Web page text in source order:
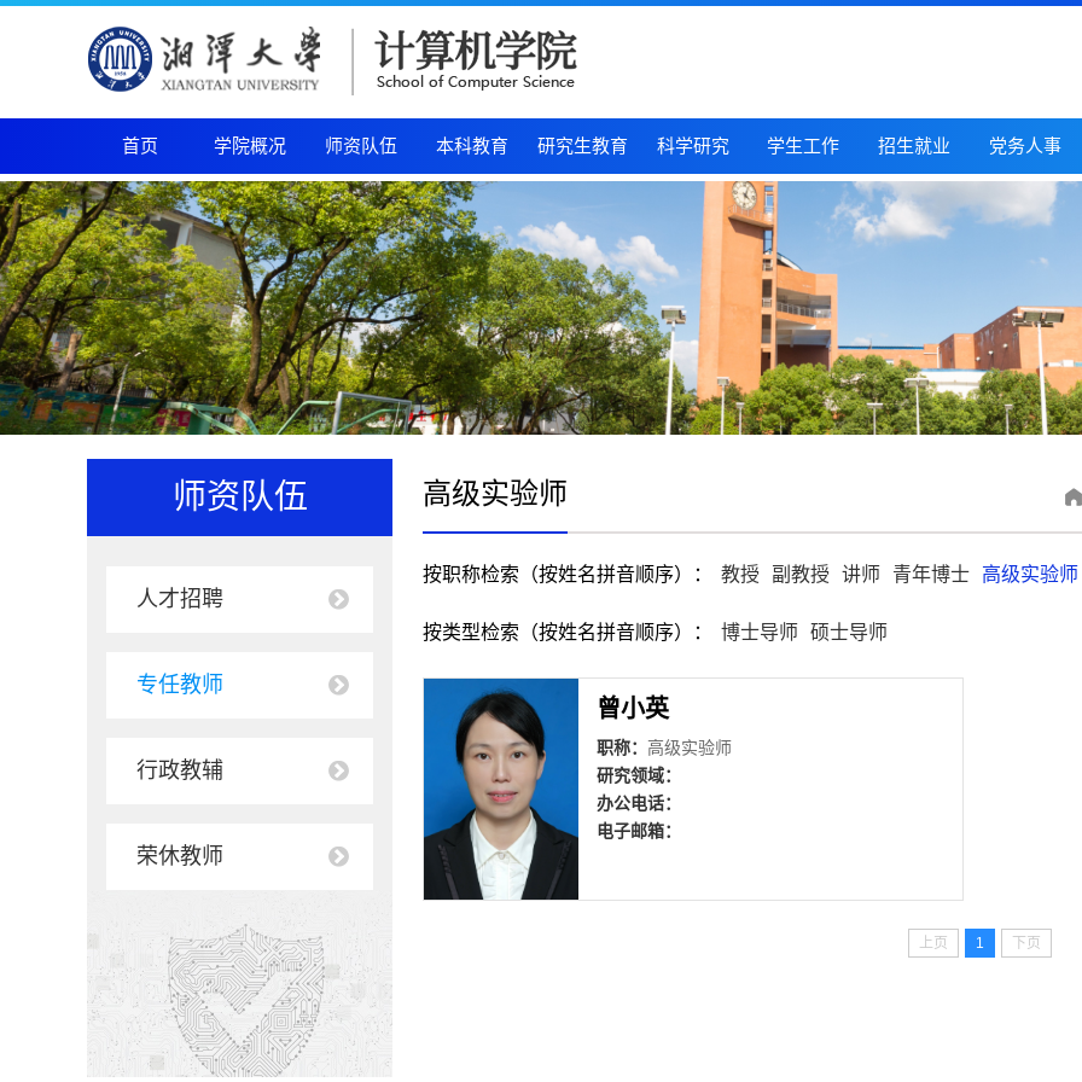
首页 学院概况 师资队伍 本科教育 研究生教育 科学研究 学生工作 招生就业 党务人事
师资队伍
人才招聘
专任教师
行政教辅
荣休教师
高级实验师
按职称检索（按姓名拼音顺序）： 教授 副教授 讲师 青年博士 高级实验师
按类型检索（按姓名拼音顺序）： 博士导师 硕士导师
曾小英
职称： 高级实验师
研究领域：
办公电话：
电子邮箱：
上页 1 下页